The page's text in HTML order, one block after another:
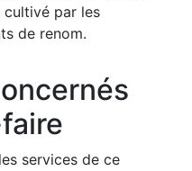
par les
de renom.
services de ce